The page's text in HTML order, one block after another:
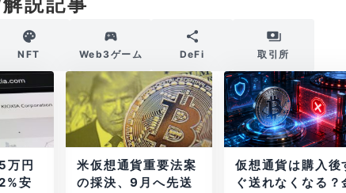
NFT Web3ゲーム DeFi 取引所
万円
安
米仮想通貨重要法案
の採決、9月へ先送
仮想通貨は購入後
ぐ送れなくなる？